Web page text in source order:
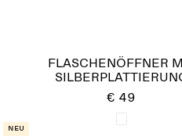
FLASCHENÖFFNER
€ 49
Neu